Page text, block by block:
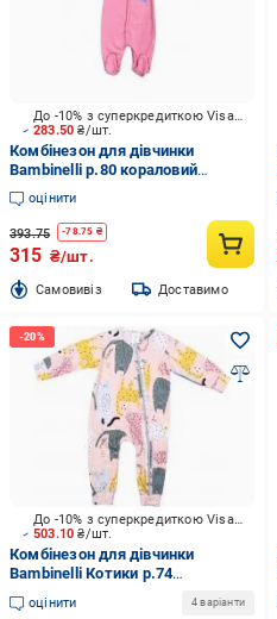
283.50₴/шт.
До -10% з суперкредиткою Visa Вигода
Комбінезон для дівчинки
Bambinelli р.80 кораловий
Кмб300-4
оцінити
393.75 -78.75 ₴
315 ₴/шт.
Cамовивіз Доставимо
503.10₴/шт.
До -10% з суперкредиткою Visa Вигода
Комбінезон для дівчинки
Bambinelli Котики р.74
персиковий 0298
оцінити 4 варіанти